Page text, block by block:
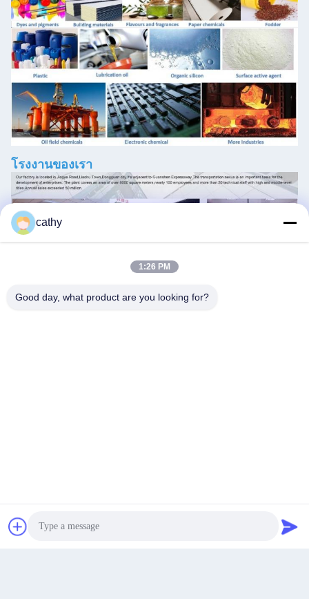
โรงงานของเรา
หา ราคา ที่ ดี ที่สุด
cathy
1:26 PM
Good day, what product are you looking for?